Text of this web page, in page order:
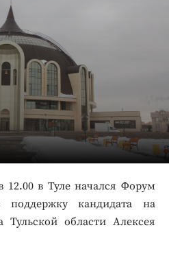
12.00 в Туле начался Форум
поддержку кандидата на
Тульской области Алексея